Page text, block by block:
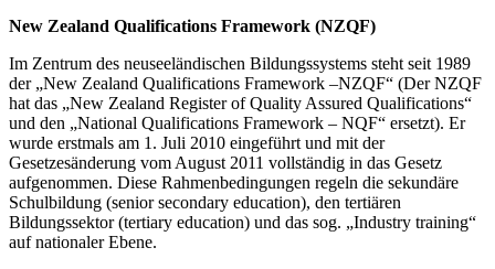
New Zealand Qualifications Framework (NZQF)
Im Zentrum des neuseeländischen Bildungssystems steht seit 1989
der „New Zealand Qualifications Framework –NZQF“ (Der NZQF
hat das „New Zealand Register of Quality Assured Qualifications“
und den „National Qualifications Framework – NQF“ ersetzt). Er
wurde erstmals am 1. Juli 2010 eingeführt und mit der
Gesetzesänderung vom August 2011 vollständig in das Gesetz
aufgenommen. Diese Rahmenbedingungen regeln die sekundäre
Schulbildung (senior secondary education), den tertiären
Bildungssektor (tertiary education) und das sog. „Industry training“
auf nationaler Ebene.